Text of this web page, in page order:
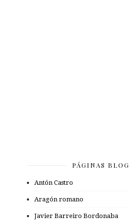
PÁGINAS BLOG
Antón Castro
Aragón romano
Javier Barreiro Bordonaba